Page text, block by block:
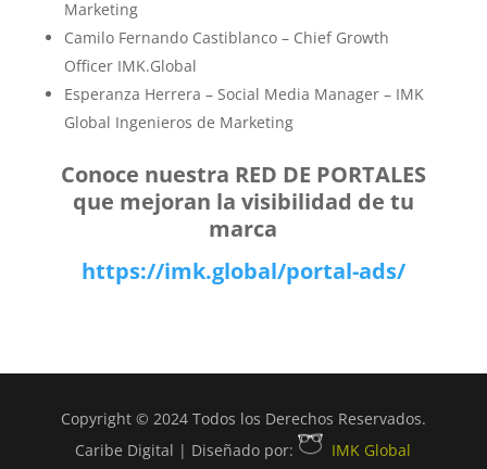
Marketing
Camilo Fernando Castiblanco – Chief Growth
Officer IMK.Global
Esperanza Herrera – Social Media Manager – IMK
Global Ingenieros de Marketing
Conoce nuestra RED DE PORTALES
que mejoran la visibilidad de tu
marca
https://imk.global/portal-ads/
Copyright © 2024 Todos los Derechos Reservados.
Caribe Digital | Diseñado por:
IMK Global